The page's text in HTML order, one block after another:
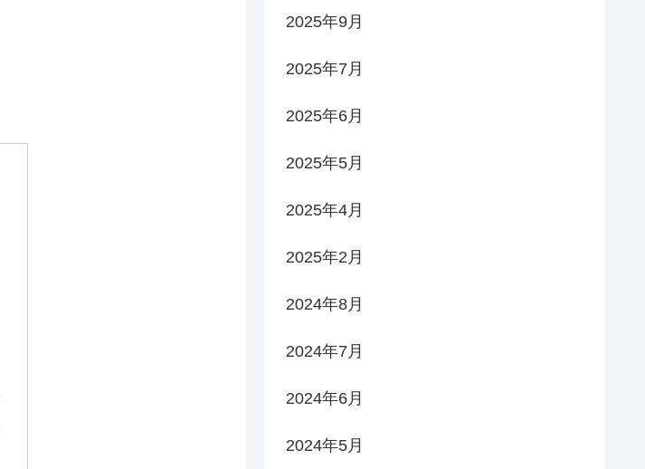
2025年9月
2025年7月
2025年6月
2025年5月
2025年4月
2025年2月
2024年8月
2024年7月
2024年6月
2024年5月